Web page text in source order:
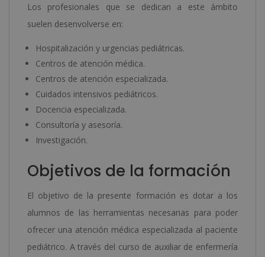
Los profesionales que se dedican a este ámbito
suelen desenvolverse en:
Hospitalización y urgencias pediátricas.
Centros de atención médica.
Centros de atención especializada.
Cuidados intensivos pediátricos.
Docencia especializada.
Consultoría y asesoría.
Investigación.
Objetivos de la formación
El objetivo de la presente formación es dotar a los
alumnos de las herramientas necesarias para poder
ofrecer una atención médica especializada al paciente
pediátrico. A través del curso de auxiliar de enfermería